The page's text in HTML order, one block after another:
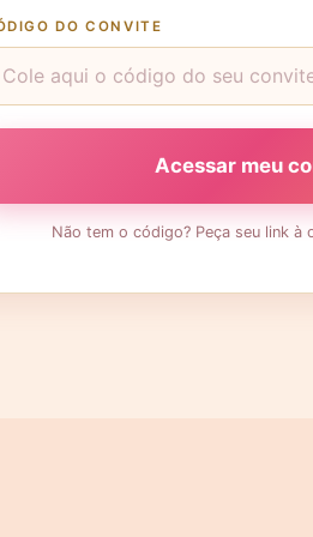
DO CONVITE
Acessar meu
Não tem o código? Peça seu link à